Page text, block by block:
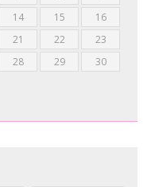
14 15
16
21 22
23
28 29
30